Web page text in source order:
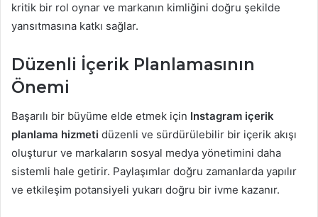
kritik bir rol oynar ve markanın kimliğini doğru şekilde
yansıtmasına katkı sağlar.
Düzenli İçerik Planlamasının
Önemi
Başarılı bir büyüme elde etmek için Instagram içerik
planlama hizmeti düzenli ve sürdürülebilir bir içerik akışı
oluşturur ve markaların sosyal medya yönetimini daha
sistemli hale getirir. Paylaşımlar doğru zamanlarda yapılır
ve etkileşim potansiyeli yukarı doğru bir ivme kazanır.